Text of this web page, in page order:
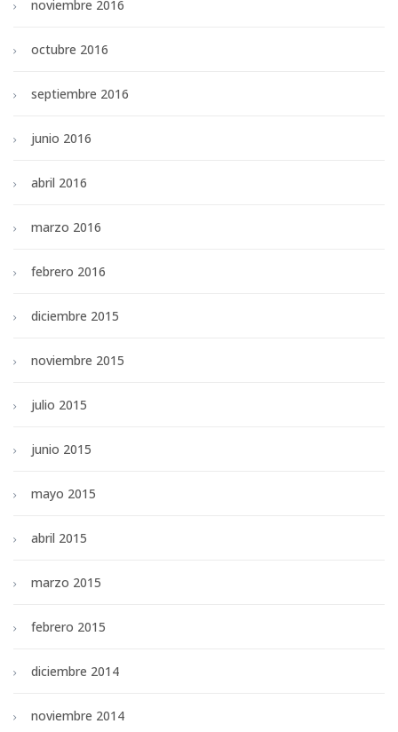
noviembre 2016
octubre 2016
septiembre 2016
junio 2016
abril 2016
marzo 2016
febrero 2016
diciembre 2015
noviembre 2015
julio 2015
junio 2015
mayo 2015
abril 2015
marzo 2015
febrero 2015
diciembre 2014
noviembre 2014